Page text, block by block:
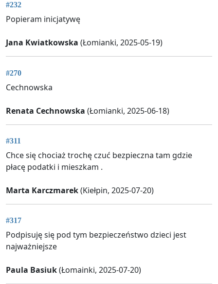
#232
Popieram inicjatywę
Jana Kwiatkowska (Łomianki, 2025-05-19)
#270
Cechnowska
Renata Cechnowska (Łomianki, 2025-06-18)
#311
Chce się chociaż trochę czuć bezpieczna tam gdzie
płacę podatki i mieszkam .
Marta Karczmarek(Kiełpin, 2025-07-20)
#317
Podpisuję się pod tym bezpieczeństwo dzieci jest
najważniejsze
Paula Basiuk(Łomainki, 2025-07-20)